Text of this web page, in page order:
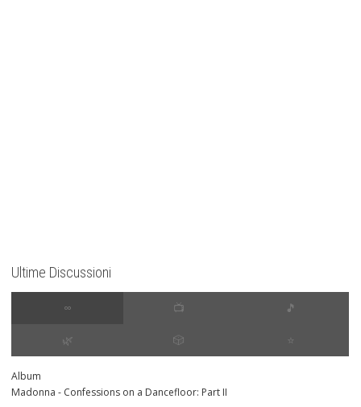
Ultime Discussioni
∞ 📺 🎵
🌿 🎲 ⭐️
Album
Madonna - Confessions on a Dancefloor: Part II